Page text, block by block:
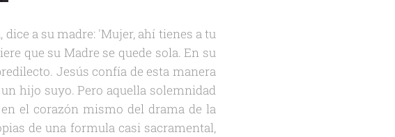
a su madre: 'Mujer, ahí tienes a tu
que su Madre se quede sola. En su
Jesús confía de esta manera
hijo suyo. Pero aquella solemnidad
el corazón mismo del drama de la
de una formula casi sacramental,